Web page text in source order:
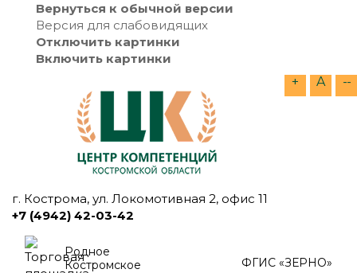
Вернуться к обычной версии
Версия для слабовидящих
Отключить картинки
Включить картинки
+
A --
г. Кострома, ул. Локомотивная 2, офис 11
+7 (4942) 42-03-42
Родное
Костромское
ФГИС «ЗЕРНО»